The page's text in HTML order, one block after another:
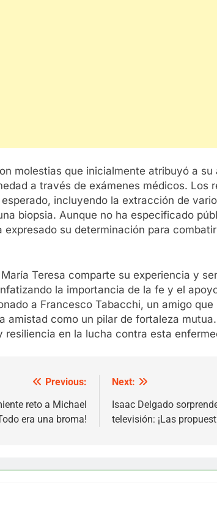
molestias que inicialmente atribuyó a
a través de exámenes médicos. Los
incluyendo la extracción de
biopsia. Aunque no ha especificado
expresado su determinación para
Teresa comparte su experiencia y
la importancia de la fe y el
a Francesco Tabacchi, un amigo
amistad como un pilar de fortaleza
resiliencia en la lucha contra esta
Previous:
reto a Michael
era una broma!
Next:
Isaac Delgado
televisión: ¡Las